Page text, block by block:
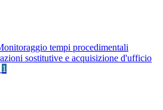
tempi procedimentali
sostitutive e acquisizione d'ufficio
1